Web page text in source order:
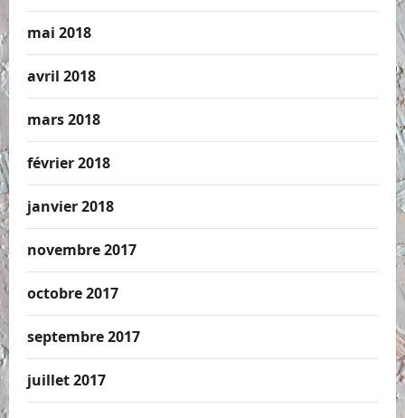
mai 2018
avril 2018
mars 2018
février 2018
janvier 2018
novembre 2017
octobre 2017
septembre 2017
juillet 2017